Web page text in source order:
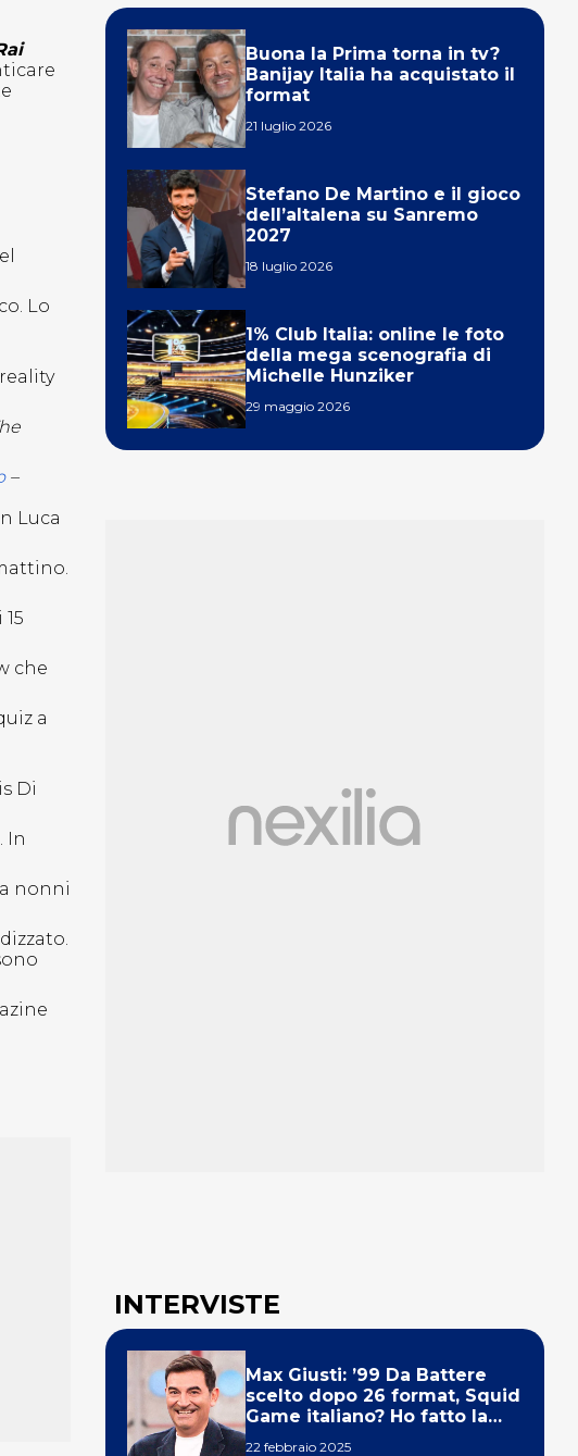
Lo
–
Luca
che
a
Di
In
nonni
Buona la Prima torna in tv?
Banijay Italia ha acquistato il
format
21 luglio 2026
Stefano De Martino e il gioco
dell’altalena su Sanremo
2027
18 luglio 2026
1% Club Italia: online le foto
della mega scenografia di
Michelle Hunziker
29 maggio 2026
INTERVISTE
Max Giusti: ’99 Da Battere
scelto dopo 26 format, Squid
Game italiano? Ho fatto la
22 febbraio 2025